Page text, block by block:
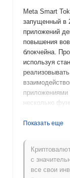
Meta Smart
запущенный в
приложений
повышения
блокчейна.
используя
приложениями
несколько
процессах
протокола и
Meta Smart
интерфейсы
Показать еще
с
все свои